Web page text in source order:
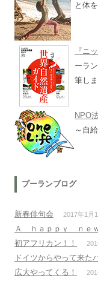
と体
『ニ
ーラ
筆し
NPO
～自
プーランブログ
新春俳句会 2017年1月
Ａ ｈａｐｐｙ ｎｅ
初アフリカン！！
ドイツからやって来た
広大やってくる！